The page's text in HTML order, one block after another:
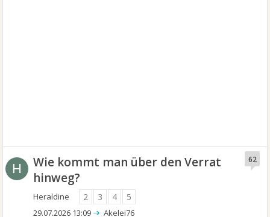
H
Wie kommt man über den Verrat
hinweg?
Heraldine 2 3 4 5
62
29.07.2026 13:09 Akelei76